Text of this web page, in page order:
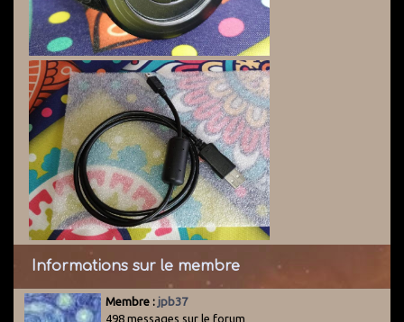
Informations sur le membre
Membre : jpb37
498 messages sur le forum